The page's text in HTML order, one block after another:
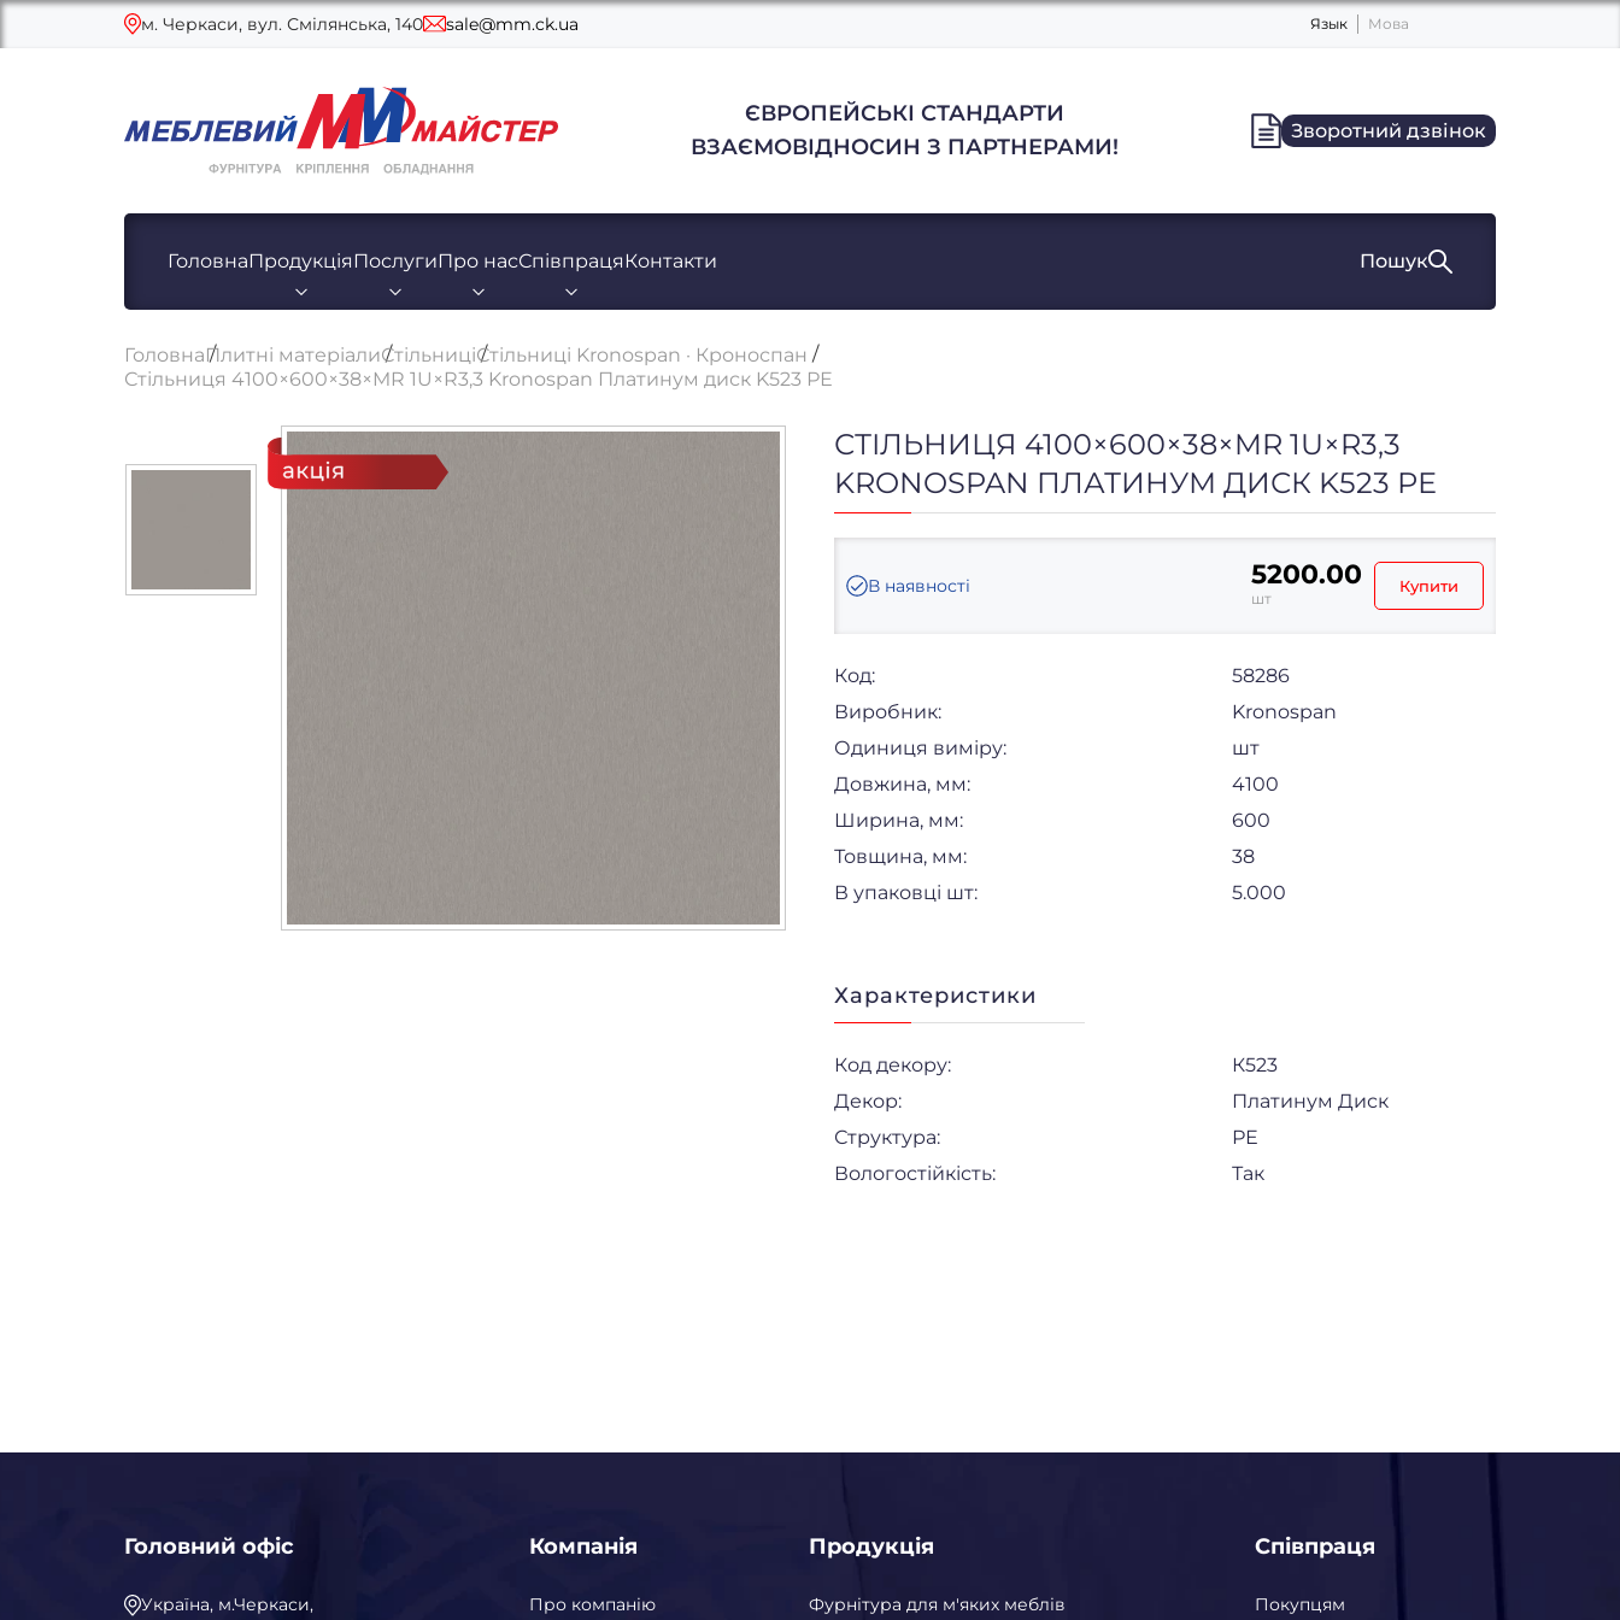
м. Черкаси, вул. Смілянська, 140 sale@mm.ck.ua Язык Мова
ЄВРОПЕЙСЬКІ СТАНДАРТИ
ВЗАЄМОВІДНОСИН З ПАРТНЕРАМИ!
Зворотний дзвінок
ГоловнаПродукція ПослугиПро насСпівпраця Контакти Пошук
ГоловнаПлитні матеріалиСтільниціСтільниці Kronospan · Кроноспан
Стільниця 4100×600×38×MR 1U×R3,3 Kronospan Платинум диск K523 РЕ
СТІЛЬНИЦЯ 4100×600×38×MR 1U×R3,3
KRONOSPAN ПЛАТИНУМ ДИСК K523 РЕ
В наявності 5200.00
шт
Купити
Код:
58286
Виробник:
Kronospan
Одиниця виміру:
шт
Довжина, мм:
4100
Ширина, мм:
600
Товщина, мм:
38
В упаковці шт:
5.000
Характеристики
Код декору:
К523
Декор:
Платинум Диск
Структура:
РЕ
Вологостійкість:
Так
Головний офіс
Україна, м.Черкаси,
Компанія
Про компанію
Продукція
Фурнітура для м'яких меблів
Співпраця
Покупцям